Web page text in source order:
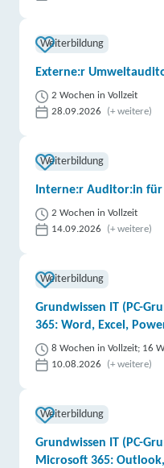
Weiterbildung
Externe:r
2 Wochen in Vollzeit
28.09.2026
(+ weitere)
Weiterbildung
Interne:r Auditor:in
2 Wochen in Vollzeit
14.09.2026
(+ weitere)
Weiterbildung
Grundwissen IT (PC-
365: Word, Excel,
8 Wochen in Vollzeit; 16
10.08.2026
(+ weitere)
Weiterbildung
Grundwissen IT (PC-
Microsoft 365: